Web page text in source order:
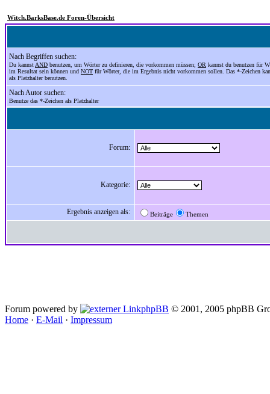
Witch.BarksBase.de Foren-Übersicht
Nach Begriffen suchen:
Du kannst AND benutzen, um Wörter zu definieren, die vorkommen müssen; OR kannst du benutzen für
im Resultat sein können und NOT für Wörter, die im Ergebnis nicht vorkommen sollen. Das *-Zeichen
als Platzhalter benutzen.
Nach Autor suchen:
Benutze das *-Zeichen als Platzhalter
Forum:
Kategorie:
Ergebnis anzeigen als: Beiträge Themen
Forum powered by phpBB © 2001, 2005 phpBB
Home · E-Mail · Impressum